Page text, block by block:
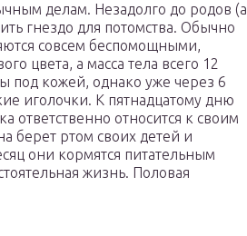
делам. Незадолго до родов (а
гнездо для потомства. Обычно
совсем беспомощными,
цвета, а масса тела всего 12
под кожей, однако уже через 6
иголочки. К пятнадцатому дню
относится к своим
берет ртом своих детей и
они кормятся питательным
жизнь. Половая